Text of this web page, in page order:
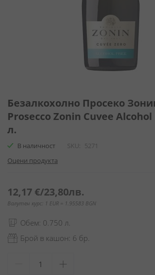
към
на
галерия
снимки
Безалкохолно Просеко
Prosecco Zonin Cuvee Alcohol
л.
В наличност SKU
5271
Оцени продукта
12,17 €/23,80лв.
Валутен курс: 1 EUR = 1.95583 BGN
Обем: 0.750 л.
Брой в кашон: 6 бр.